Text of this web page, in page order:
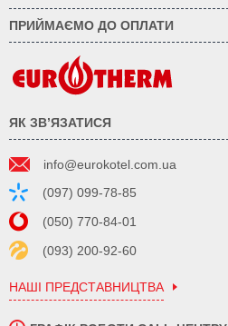
ПРИЙМАЄМО ДО ОПЛАТИ
ЯК ЗВ’ЯЗАТИСЯ
info@eurokotel.com.ua
(097) 099-78-85
(050) 770-84-01
(093) 200-92-60
НАШІ ПРЕДСТАВНИЦТВА